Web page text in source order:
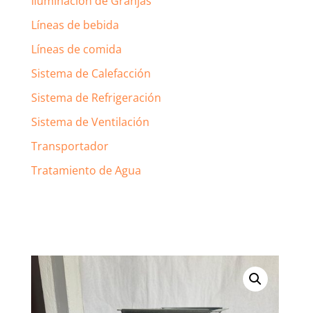
Líneas de bebida
Líneas de comida
Sistema de Calefacción
Sistema de Refrigeración
Sistema de Ventilación
Transportador
Tratamiento de Agua